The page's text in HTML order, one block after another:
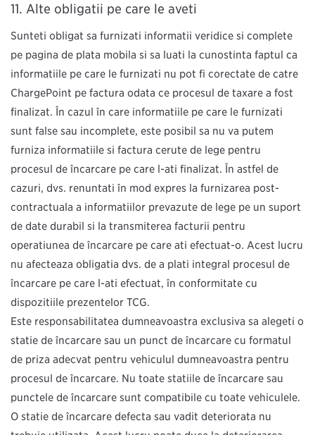
Alte obligaţii pe care le aveţi
Sunteţi obligat să furnizați informații veridice și complete
pe pagina de plată mobilă și să luaţi la cunoştinţă faptul că
informațiile pe care le furnizați nu pot fi corectate de către
ChargePoint pe factură odată ce procesul de taxare a fost
finalizat. În cazul în care informațiile pe care le furnizați
sunt false sau incomplete, este posibil să nu vă putem
furniza informațiile și factura cerute de lege pentru
procesul de încărcare pe care l-ați finalizat. În astfel de
cazuri, dvs. renunțați în mod expres la furnizarea post-
contractuală a informațiilor prevăzute de lege pe un suport
de date durabil și la transmiterea facturii pentru
operațiunea de încărcare pe care ați efectuat-o. Acest lucru
nu afectează obligația dvs. de a plăti integral procesul de
încărcare pe care l-ați efectuat, în conformitate cu
dispozițiile prezentelor TCG.
Este responsabilitatea dumneavoastră exclusivă să alegeți o
stație de încărcare sau un punct de încărcare cu formatul
de priză adecvat pentru vehiculul dumneavoastră pentru
procesul de încărcare. Nu toate stațiile de încărcare sau
punctele de încărcare sunt compatibile cu toate vehiculele.
O stație de încărcare defectă sau vădit deteriorată nu